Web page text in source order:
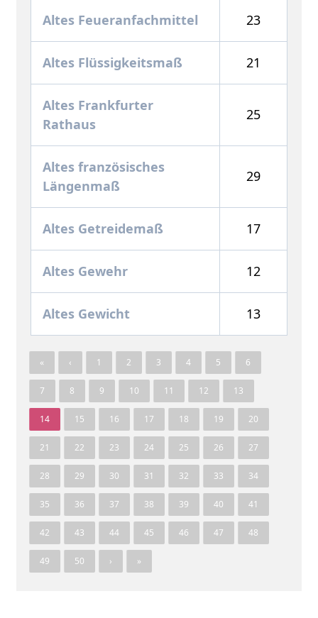
Altes Feueranfachmittel 23
Altes Flüssigkeitsmaß 21
Altes Frankfurter
Rathaus
25
Altes französisches
Längenmaß
29
Altes Getreidemaß 17
Altes Gewehr 12
Altes Gewicht 13
« ‹ 1 2 3 4 5 6
7 8 9 10 11 12 13
14 15 16 17 18 19 20
21 22 23 24 25 26 27
28 29 30 31 32 33 34
35 36 37 38 39 40 41
42 43 44 45 46 47 48
49 50 › »